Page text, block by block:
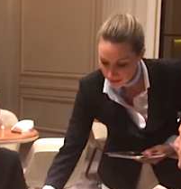
V…DE VOYAGE